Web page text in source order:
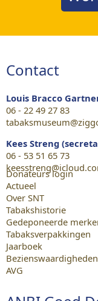
Contact
Louis Bracco
06 - 22 49 27 83
Kees Streng
06 - 53 51 65 73
Donateurs login
Actueel
Over SNT
Tabakshistorie
Gedeponeerde
Tabaksverpakkingen
Jaarboek
Bezienswaardigheden
AVG